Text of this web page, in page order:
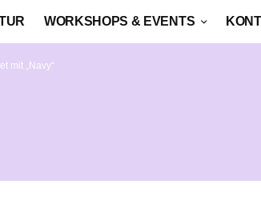
WORKSHOPS & EVENTS
mit „Navy“